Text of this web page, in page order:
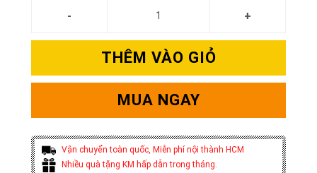
THÊM VÀO GIỎ
MUA NGAY
Vận chuyển toàn quốc, Miễn phí nội thành HCM
Nhiều quà tặng KM hấp dẫn trong tháng.